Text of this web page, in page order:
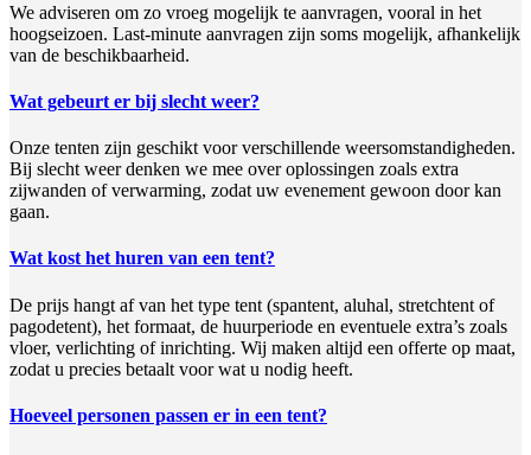
We adviseren om zo vroeg mogelijk te aanvragen, vooral in het
hoogseizoen. Last-minute aanvragen zijn soms mogelijk, afhankelijk
van de beschikbaarheid.
Wat gebeurt er bij slecht weer?
Onze tenten zijn geschikt voor verschillende weersomstandigheden.
Bij slecht weer denken we mee over oplossingen zoals extra
zijwanden of verwarming, zodat uw evenement gewoon door kan
gaan.
Wat kost het huren van een tent?
De prijs hangt af van het type tent (spantent, aluhal, stretchtent of
pagodetent), het formaat, de huurperiode en eventuele extra’s zoals
vloer, verlichting of inrichting. Wij maken altijd een offerte op maat,
zodat u precies betaalt voor wat u nodig heeft.
Hoeveel personen passen er in een tent?